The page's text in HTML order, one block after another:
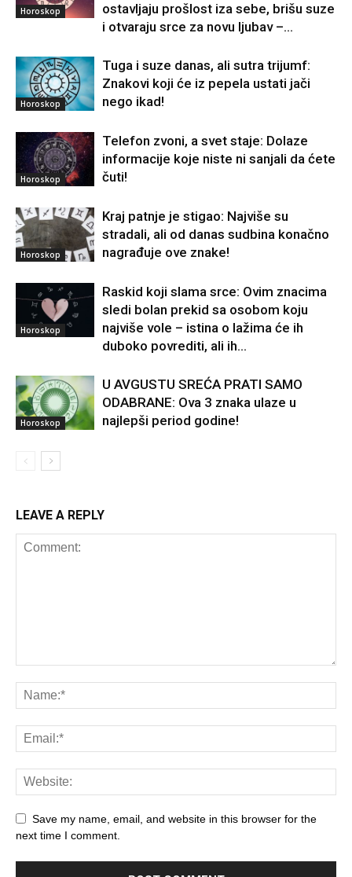
Horoskop
ostavljaju prošlost iza sebe, brišu suze
i otvaraju srce za novu ljubav –...
Horoskop
Tuga i suze danas, ali sutra trijumf:
Znakovi koji će iz pepela ustati jači
nego ikad!
Horoskop
Telefon zvoni, a svet staje: Dolaze
informacije koje niste ni sanjali da ćete
čuti!
Horoskop
Kraj patnje je stigao: Najviše su
stradali, ali od danas sudbina konačno
nagrađuje ove znake!
Horoskop
Raskid koji slama srce: Ovim znacima
sledi bolan prekid sa osobom koju
najviše vole – istina o lažima će ih
duboko povrediti, ali ih...
Horoskop
U AVGUSTU SREĆA PRATI SAMO
ODABRANE: Ova 3 znaka ulaze u
najlepši period godine!
LEAVE A REPLY
Save my name, email, and website in this browser for the
next time I comment.